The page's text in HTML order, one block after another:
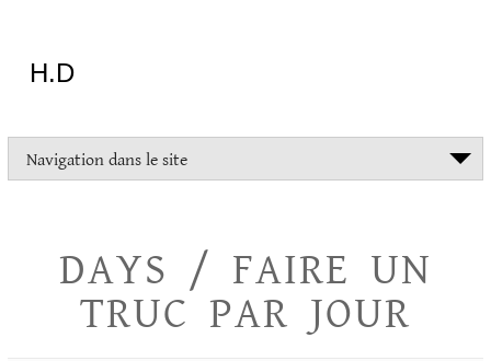
H.D
Navigation dans le site
DAYS / FAIRE UN
TRUC PAR JOUR